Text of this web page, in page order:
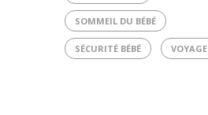
SOMMEIL DU BÉBÉ
SÉCURITÉ BÉBÉ VOYAGE